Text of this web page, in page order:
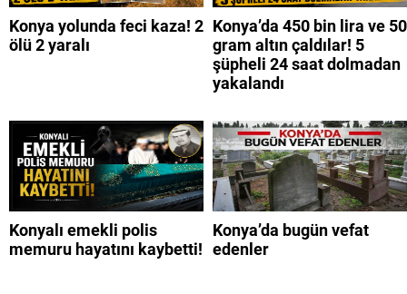
Konya yolunda feci kaza! 2
ölü 2 yaralı
Konya’da 450 bin lira ve 50
gram altın çaldılar! 5
şüpheli 24 saat dolmadan
yakalandı
Konyalı emekli polis
memuru hayatını kaybetti!
Konya’da bugün vefat
edenler